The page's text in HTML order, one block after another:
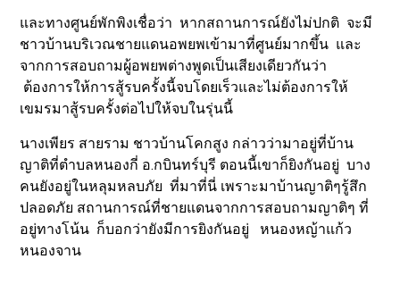
และทางศูนย์พักพิงเชื่อว่า หากสถานการณ์ยังไม่ปกติ จะมี
ชาวบ้านบริเวณชายแดนอพยพเข้ามาที่ศูนย์มากขึ้น และ
จากการสอบถามผู้อพยพต่างพูดเป็นเสียงเดียวกันว่า
ต้องการให้การสู้รบครั้งนี้จบโดยเร็วและไม่ต้องการให้
เขมรมาสู้รบครั้งต่อไปให้จบในรุ่นนี้
นางเพียร สายราม ชาวบ้านโคกสูง กล่าวว่ามาอยู่ที่บ้าน
ญาติที่ตำบลหนองกี่ อ.กบินทร์บุรี ตอนนี้เขาก็ยิงกันอยู่ บาง
คนยังอยู่ในหลุมหลบภัย ที่มาที่นี่ เพราะมาบ้านญาติๆรู้สึก
ปลอดภัย สถานการณ์ที่ชายแดนจากการสอบถามญาติๆ ที่
อยู่ทางโน้น ก็บอกว่ายังมีการยิงกันอยู่ หนองหญ้าแก้ว
หนองจาน